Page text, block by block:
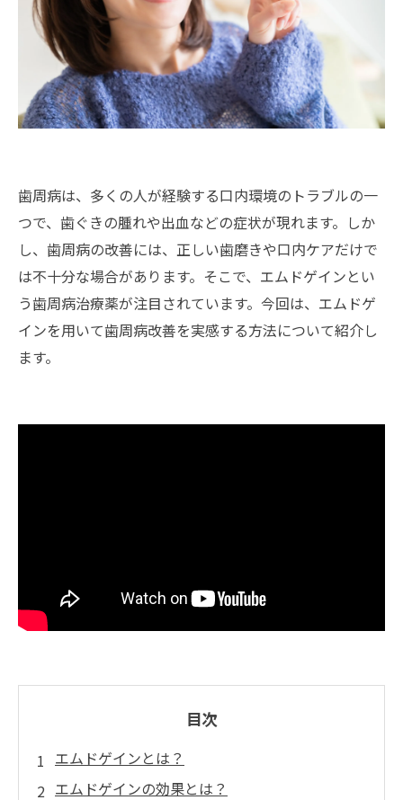
歯周病は、多くの人が経験する口内環境のトラブルの一
つで、歯ぐきの腫れや出血などの症状が現れます。しか
し、歯周病の改善には、正しい歯磨きや口内ケアだけで
は不十分な場合があります。そこで、エムドゲインとい
う歯周病治療薬が注目されています。今回は、エムドゲ
インを用いて歯周病改善を実感する方法について紹介し
ます。
目次
エムドゲインとは？
エムドゲインの効果とは？